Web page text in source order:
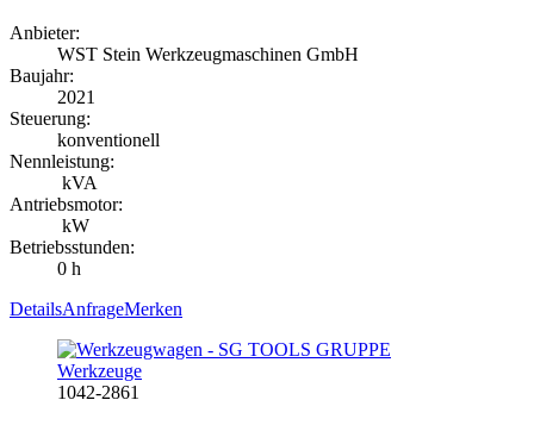
Anbieter:
WST Stein Werkzeugmaschinen GmbH
Baujahr:
2021
Steuerung:
konventionell
Nennleistung:
kVA
Antriebsmotor:
kW
Betriebsstunden:
0 h
DetailsAnfrageMerken
1042-2861